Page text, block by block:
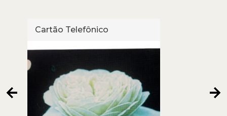
Cartão Telefônico